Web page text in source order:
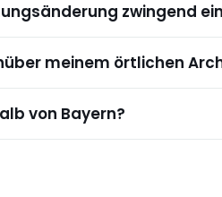
zwingend
meinem örtlichen
von Bayern?